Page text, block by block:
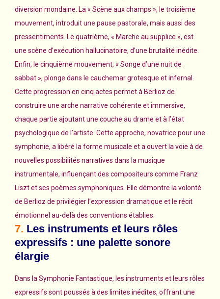
diversion mondaine. La « Scène aux champs », le troisième
mouvement, introduit une pause pastorale, mais aussi des
pressentiments. Le quatrième, « Marche au supplice », est
une scène d’exécution hallucinatoire, d’une brutalité inédite.
Enfin, le cinquième mouvement, « Songe d’une nuit de
sabbat », plonge dans le cauchemar grotesque et infernal.
Cette progression en cinq actes permet à Berlioz de
construire une arche narrative cohérente et immersive,
chaque partie ajoutant une couche au drame et à l’état
psychologique de l’artiste. Cette approche, novatrice pour une
symphonie, a libéré la forme musicale et a ouvert la voie à de
nouvelles possibilités narratives dans la musique
instrumentale, influençant des compositeurs comme Franz
Liszt et ses poèmes symphoniques. Elle démontre la volonté
de Berlioz de privilégier l’expression dramatique et le récit
émotionnel au-delà des conventions établies.
7. Les instruments et leurs rôles
expressifs : une palette sonore
élargie
Dans la Symphonie Fantastique, les instruments et leurs rôles
expressifs sont poussés à des limites inédites, offrant une